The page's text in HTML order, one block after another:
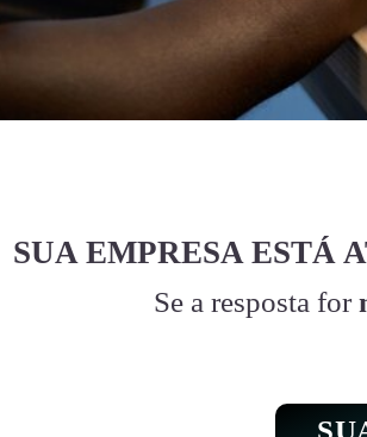
SUA EMPRESA ESTÁ
Se a resposta for